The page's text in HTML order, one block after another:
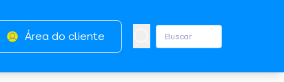
Área do cliente